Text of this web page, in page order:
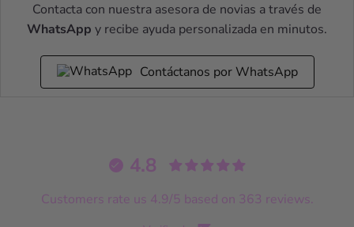
Contacta con nuestra asesora de novias a través de
WhatsApp y recibe ayuda personalizada en minutos.
Contáctanos por WhatsApp
4.8
Customers rate us 4.9/5 based on 363 reviews.